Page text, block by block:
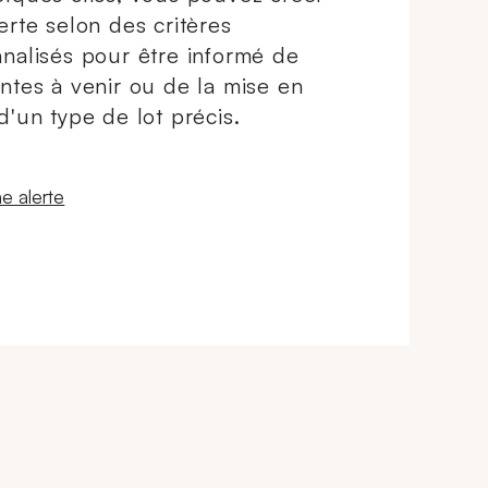
selon des critères
pour être informé de
à venir ou de la mise en
type de lot précis.
fenêtre
alerte